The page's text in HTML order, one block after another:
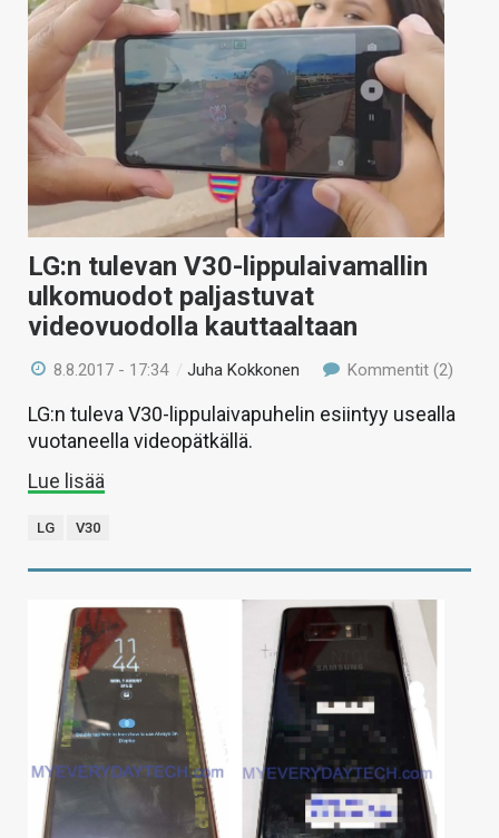
LG:n tulevan V30-lippulaivamallin
ulkomuodot paljastuvat
videovuodolla kauttaaltaan
8.8.2017 - 17:34 /Juha Kokkonen Kommentit (2)
LG:n tuleva V30-lippulaivapuhelin esiintyy usealla
vuotaneella videopätkällä.
Lue lisää
LG V30